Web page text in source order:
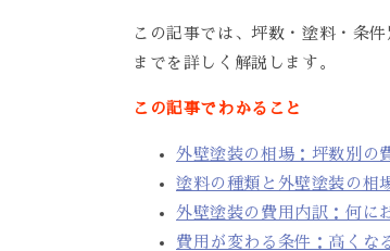
この記事では、坪数・塗料・条
までを詳しく解説します。
この記事でわかること
外壁塗装の相場：坪数別の
塗料の種類と外壁塗装の相
外壁塗装の費用内訳：何に
費用が変わる条件：高くな